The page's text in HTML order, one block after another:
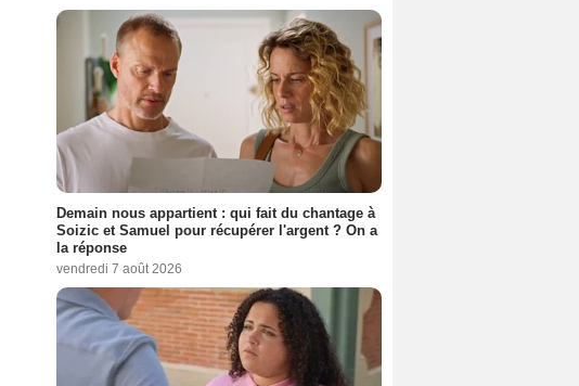
Demain nous appartient : qui fait du chantage à
Soizic et Samuel pour récupérer l'argent ? On a
la réponse
vendredi 7 août 2026